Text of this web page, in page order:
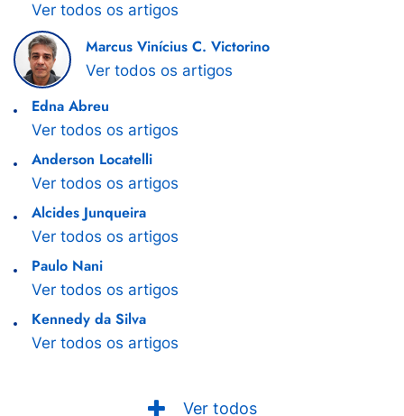
Ver todos os artigos
Marcus Vinícius C. Victorino
Ver todos os artigos
Edna Abreu
Ver todos os artigos
Anderson Locatelli
Ver todos os artigos
Alcides Junqueira
Ver todos os artigos
Paulo Nani
Ver todos os artigos
Kennedy da Silva
Ver todos os artigos
Ver todos